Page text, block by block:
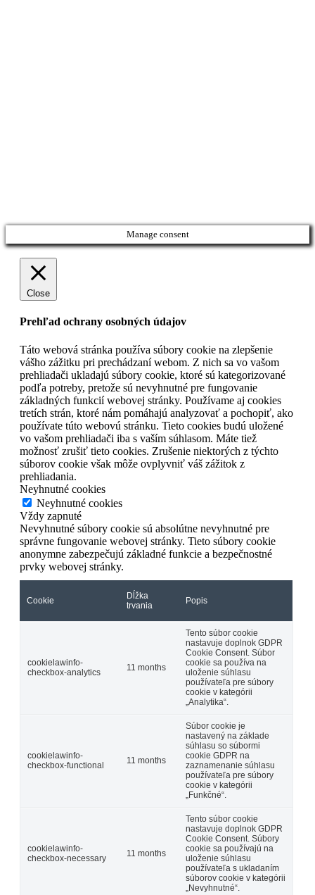
Manage consent
Close
Prehľad ochrany osobných údajov
Táto webová stránka používa súbory cookie na zlepšenie
vášho zážitku pri prechádzaní webom. Z nich sa vo vašom
prehliadači ukladajú súbory cookie, ktoré sú kategorizované
podľa potreby, pretože sú nevyhnutné pre fungovanie
základných funkcií webovej stránky. Používame aj cookies
tretích strán, ktoré nám pomáhajú analyzovať a pochopiť, ako
používate túto webovú stránku. Tieto cookies budú uložené
vo vašom prehliadači iba s vaším súhlasom. Máte tiež
možnosť zrušiť tieto cookies. Zrušenie niektorých z týchto
súborov cookie však môže ovplyvniť váš zážitok z
prehliadania.
Neyhnutné cookies
Neyhnutné cookies
Vždy zapnuté
Nevyhnutné súbory cookie sú absolútne nevyhnutné pre
správne fungovanie webovej stránky. Tieto súbory cookie
anonymne zabezpečujú základné funkcie a bezpečnostné
prvky webovej stránky.
Cookie
Dĺžka
trvania
Popis
cookielawinfo-
checkbox-analytics
11 months
Tento súbor cookie
nastavuje doplnok GDPR
Cookie Consent. Súbor
cookie sa používa na
uloženie súhlasu
používateľa pre súbory
cookie v kategórii
„Analytika“.
cookielawinfo-
checkbox-functional
11 months
Súbor cookie je
nastavený na základe
súhlasu so súbormi
cookie GDPR na
zaznamenanie súhlasu
používateľa pre súbory
cookie v kategórii
„Funkčné“.
cookielawinfo-
checkbox-necessary
11 months
Tento súbor cookie
nastavuje doplnok GDPR
Cookie Consent. Súbory
cookie sa používajú na
uloženie súhlasu
používateľa s ukladaním
súborov cookie v kategórii
„Nevyhnutné“.